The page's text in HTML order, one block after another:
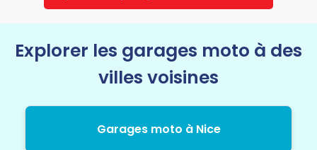
Explorer les garages moto à des
villes voisines
Garages moto à Nice